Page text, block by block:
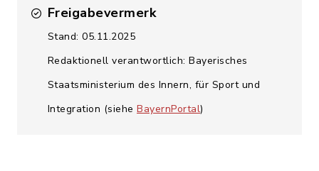
Freigabevermerk
Stand: 05.11.2025
Redaktionell verantwortlich: Bayerisches
Staatsministerium des Innern, für Sport und
Integration (siehe BayernPortal)